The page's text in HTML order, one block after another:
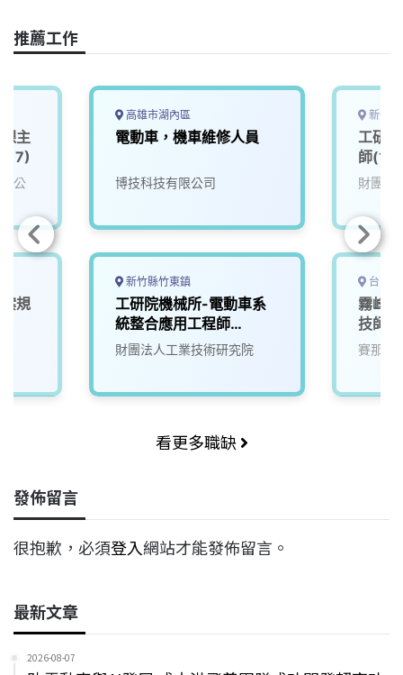
o
k
n
k
推薦工作
主
公
規
高雄市湖內區
電動車，機車維修人員
博技科技有限公司
新竹縣竹東鎮
工研院機械所-電動車系
統整合應用工程師
(D400)
財團法人工業技術研究院
新竹
工研
師(含
財團法
台中
霧峰
技師
賽那美
看更多職缺
發佈留言
很抱歉，必須登入網站才能發佈留言。
最新文章
2026-08-07